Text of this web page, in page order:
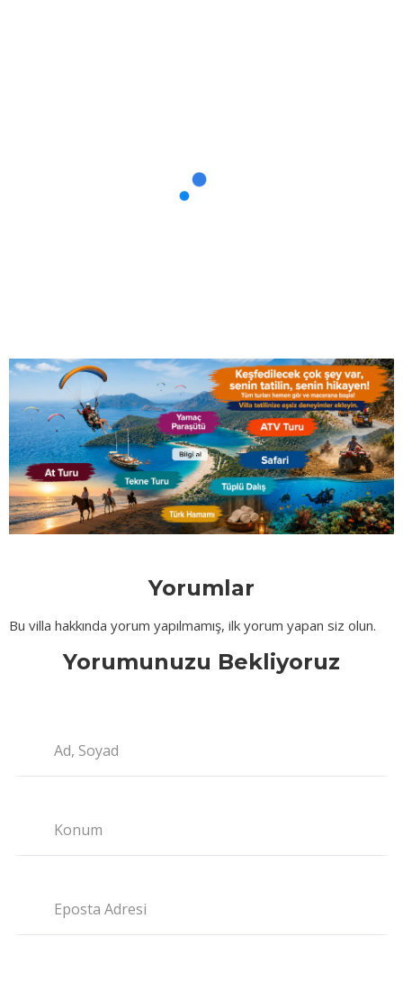
Yorumlar
Bu villa hakkında yorum yapılmamış, ilk yorum yapan siz olun.
Yorumunuzu Bekliyoruz
Ad, Soyad
Konum
Eposta Adresi